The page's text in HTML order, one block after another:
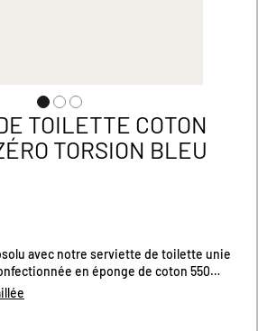
TOILETTE COTON
TORSION BLEU
avec notre serviette de toilette unie
en éponge de coton 550
sans torsion préserve toute sa
naturel, offrant une texture ultra-